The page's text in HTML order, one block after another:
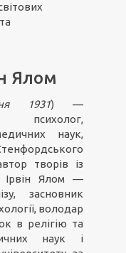
Ялом
1931) —
наук,
творів із
Ірвін Ялом —
засновник
володар
в релігію та
наук і